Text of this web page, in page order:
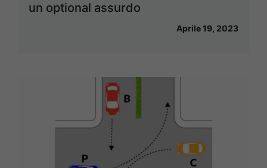
un optional assurdo
Aprile 19, 2023